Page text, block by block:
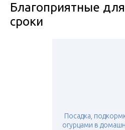
Благоприятные
сроки
Посадка,
огурцами в